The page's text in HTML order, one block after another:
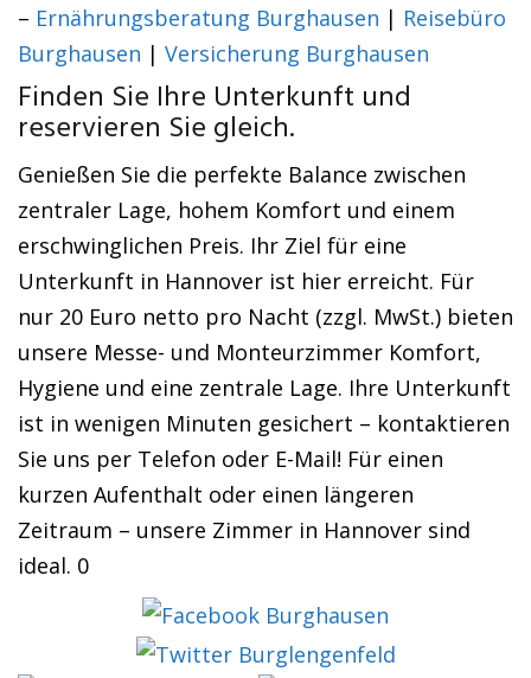
– Ernährungsberatung Burghausen | Reisebüro
Burghausen | Versicherung Burghausen
Finden Sie Ihre Unterkunft und
reservieren Sie gleich.
Genießen Sie die perfekte Balance zwischen
zentraler Lage, hohem Komfort und einem
erschwinglichen Preis. Ihr Ziel für eine
Unterkunft in Hannover ist hier erreicht. Für
nur 20 Euro netto pro Nacht (zzgl. MwSt.) bieten
unsere Messe- und Monteurzimmer Komfort,
Hygiene und eine zentrale Lage. Ihre Unterkunft
ist in wenigen Minuten gesichert – kontaktieren
Sie uns per Telefon oder E-Mail! Für einen
kurzen Aufenthalt oder einen längeren
Zeitraum – unsere Zimmer in Hannover sind
ideal. 0